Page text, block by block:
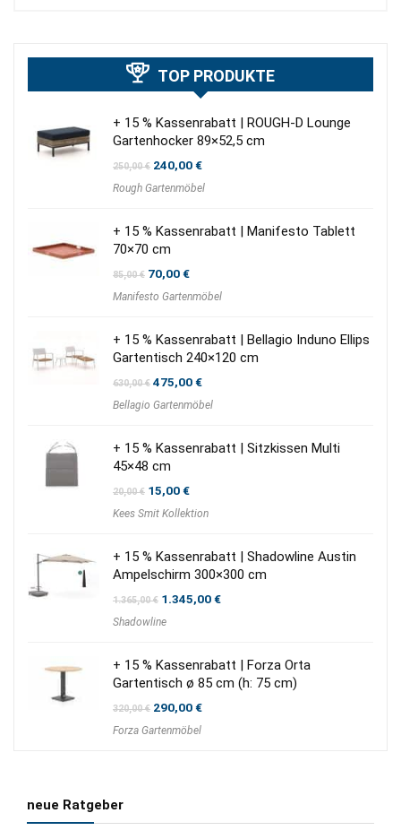
TOP PRODUKTE
+ 15 % Kassenrabatt | ROUGH-D Lounge
Gartenhocker 89×52,5 cm
250,00€ Ursprünglicher
war:
240,00€Aktueller
ist:
Rough Gartenmöbel
+ 15 % Kassenrabatt | Manifesto Tablett
70×70 cm
85,00€ Ursprünglicher
war:
70,00€Aktueller
ist:
Manifesto Gartenmöbel
+ 15 % Kassenrabatt | Bellagio Induno Ellips
Gartentisch 240×120 cm
630,00€ Ursprünglicher
war:
475,00€Aktueller
ist:
Bellagio Gartenmöbel
+ 15 % Kassenrabatt | Sitzkissen Multi
45×48 cm
20,00€ Ursprünglicher
war:
15,00€Aktueller
ist:
Kees Smit Kollektion
+ 15 % Kassenrabatt | Shadowline Austin
Ampelschirm 300×300 cm
1.365,00€ Ursprünglicher
war:
1.345,00€Aktueller
Shadowline
+ 15 % Kassenrabatt | Forza Orta
Gartentisch ø 85 cm (h: 75 cm)
320,00€ Ursprünglicher
war:
290,00€Aktueller
Forza Gartenmöbel
neue Ratgeber